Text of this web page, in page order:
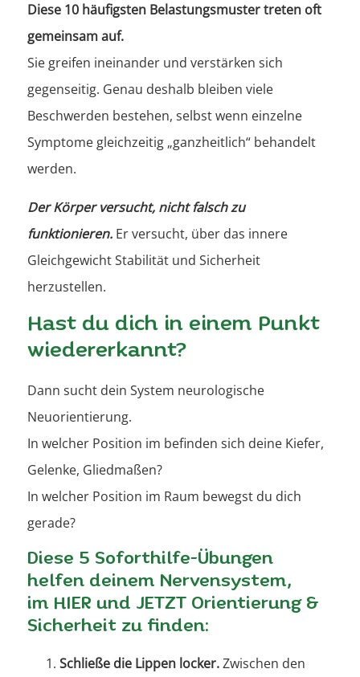
Diese 10 häufigsten Belastungsmuster treten oft
gemeinsam auf.
Sie greifen ineinander und verstärken sich
gegenseitig. Genau deshalb bleiben viele
Beschwerden bestehen, selbst wenn einzelne
Symptome gleichzeitig „ganzheitlich“ behandelt
werden.
Der Körper versucht, nicht falsch zu
funktionieren. Er versucht, über das innere
Gleichgewicht Stabilität und Sicherheit
herzustellen.
Hast du dich in einem Punkt
wiedererkannt?
Dann sucht dein System neurologische
Neuorientierung.
In welcher Position im befinden sich deine Kiefer,
Gelenke, Gliedmaßen?
In welcher Position im Raum bewegst du dich
gerade?
Diese 5 Soforthilfe-Übungen
helfen deinem Nervensystem,
im HIER und JETZT Orientierung &
Sicherheit zu finden:
Schließe die Lippen locker.Zwischen den